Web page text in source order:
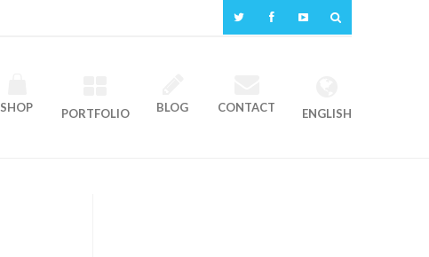
SHOP PORTFOLIO BLOG CONTACT ENGLISH